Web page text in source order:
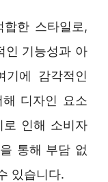
한 스타일로,
인 기능성과 아
기에 감각적인
디자인 요소
로 인해 소비자
통해 부담 없
있습니다.